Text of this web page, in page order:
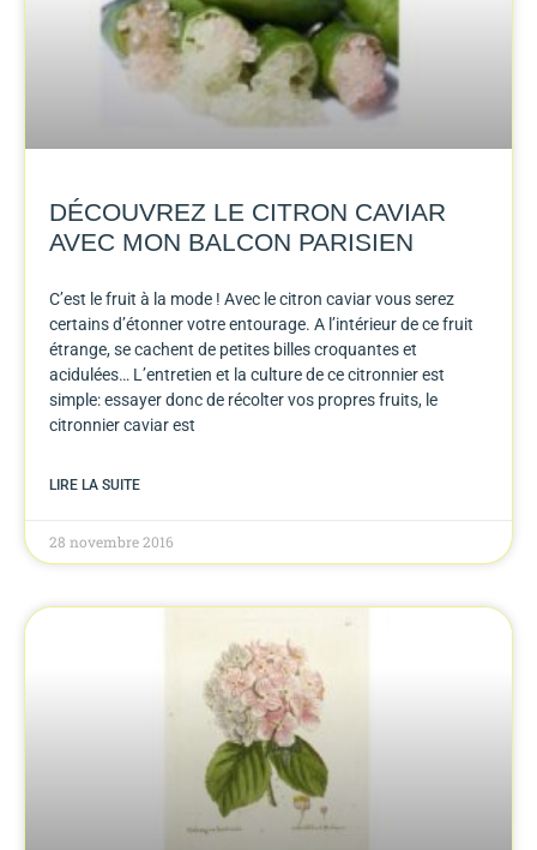
DÉCOUVREZ LE CITRON CAVIAR
AVEC MON BALCON PARISIEN
C’est le fruit à la mode ! Avec le citron caviar vous serez
certains d’étonner votre entourage. A l’intérieur de ce fruit
étrange, se cachent de petites billes croquantes et
acidulées… L’entretien et la culture de ce citronnier est
simple: essayer donc de récolter vos propres fruits, le
citronnier caviar est
LIRE LA SUITE
28 novembre 2016